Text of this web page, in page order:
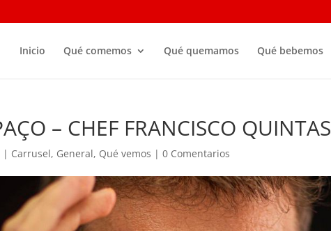
Inicio Qué comemos Qué quemamos Qué bebemos
– CHEF FRANCISCO QUINTAS
| Carrusel, General, Qué vemos |0 Comentarios